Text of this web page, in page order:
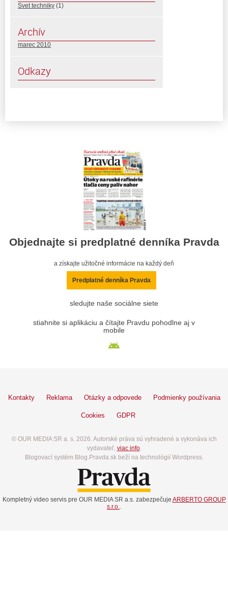
Svet techniky (1)
Archív
marec 2010
Odkazy
Objednajte si predplatné denníka Pravda
a získajte užitočné informácie na každý deň
Predplatné denníka Pravda
sledujte naše sociálne siete
stiahnite si aplikáciu a čítajte Pravdu pohodlne aj v
mobile
Kontakty Reklama Otázky a odpovede Podmienky používania
Cookies GDPR
© OUR MEDIA SR a. s. 2026. Autorské práva sú vyhradené a vykonáva ich
vydavateľ, viac info.
Blogovací systém Blog.Pravda.sk beží na technológií Wordpress.
Kompletný video servis pre OUR MEDIA SR a.s. zabezpečuje ARBERTO GROUP
s.r.o..